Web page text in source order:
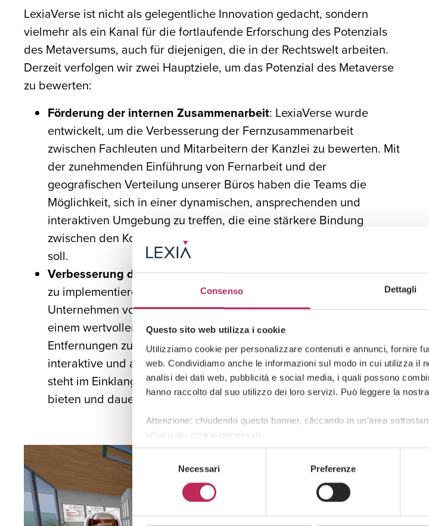
Consenso Dettagli
Questo sito web utilizza i cookie
Utilizziamo cookie per personalizzare contenuti e annunci, fornire
web. Condividiamo anche le informazioni sul modo in cui utilizza il
analisi dei dati web, pubblicità e social media, i quali possono
hanno raccolto dal suo utilizzo dei loro servizi. Può leggere la
Attenzione: chiudendo questo banner, cliccando in un’area
all’uso dei cookie necessari.
Selezione
del
Necessari Preferenze
LexiaVerse ist nicht als gelegentliche Innovation gedacht, sondern
vielmehr als ein Kanal für die fortlaufende Erforschung des Potenzials
des Metaversums, auch für diejenigen, die in der Rechtswelt arbeiten.
Derzeit verfolgen wir zwei Hauptziele, um das Potenzial des Metaverse
zu bewerten:
Förderung der internen Zusammenarbeit: LexiaVerse wurde
entwickelt, um die Verbesserung der Fernzusammenarbeit
zwischen Fachleuten und Mitarbeitern der Kanzlei zu bewerten. Mit
der zunehmenden Einführung von Fernarbeit und der
geografischen Verteilung unserer Büros haben die Teams die
Möglichkeit, sich in einer dynamischen, ansprechenden und
interaktiven Umgebung zu treffen, die eine stärkere Bindung
zwischen den Kollegen fördern und so die Teamarbeit verbessern
soll.
Verbesserung der Kundenbindung: Die Entscheidung, LexiaVerse
zu implementieren, ist auch in Bezug auf (vor allem für) Tech-
Unternehmen von besonderer Bedeutung. LexiaVerse kann zu
einem wertvollen Instrument werden, um geografische
Entfernungen zu überwinden und unseren Kunden eine effektive,
interaktive und ansprechende Erfahrung zu bieten. Dieser Ansatz
steht im Einklang mit unserer Verpflichtung, exzellenten Service zu
bieten und dauerhafte Beziehungen zu unseren Kunden zu pflegen.